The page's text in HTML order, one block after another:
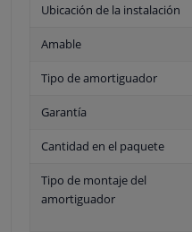
Ubicación de la instalación
Amable
Tipo de amortiguador
Garantía
Cantidad en el paquete
Tipo de montaje del
amortiguador